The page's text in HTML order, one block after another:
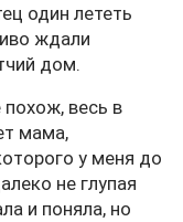
один лететь
ждали
дом.
весь в
мама,
у меня до
не глупая
и поняла, но